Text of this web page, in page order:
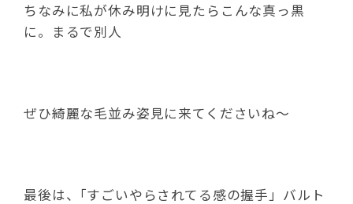
ちなみに私が休み明けに見たらこんな真っ黒
に。まるで別人
ぜひ綺麗な毛並み姿見に来てくださいね～
最後は、｢すごいやらされてる感の握手」バルト